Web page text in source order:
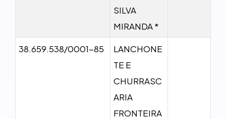
SILVA
MIRANDA *
38.659.538/0001-85
LANCHONE
TE E
CHURRASC
ARIA
FRONTEIRA